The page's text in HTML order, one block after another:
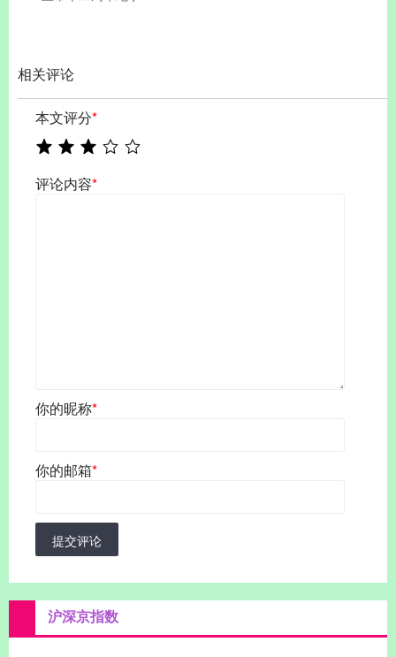
相关评论
本文评分*
评论内容*
你的昵称*
你的邮箱*
提交评论
沪深京指数